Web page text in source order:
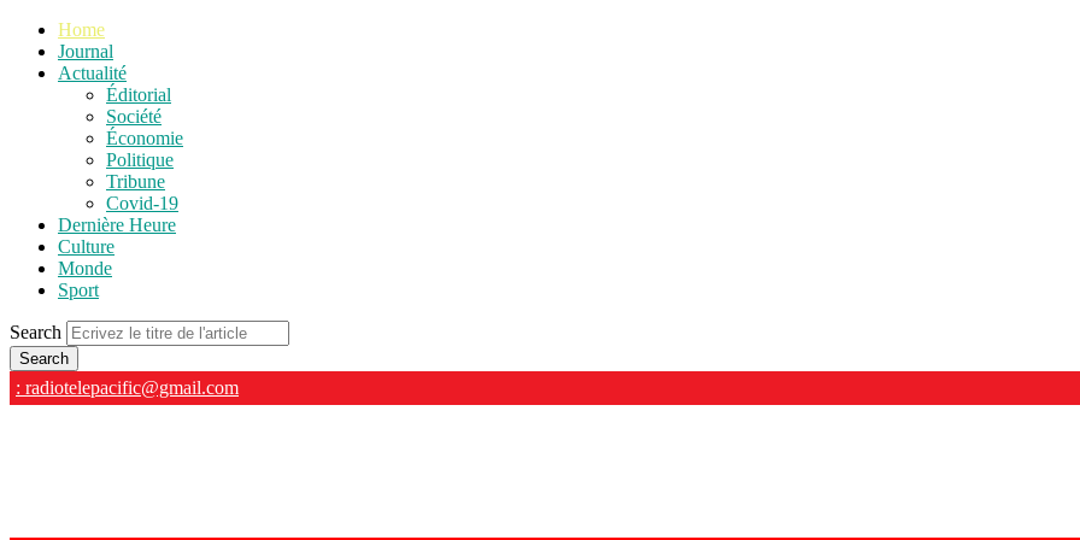
Home
Journal
Actualité
Éditorial
Société
Économie
Politique
Tribune
Covid-19
Dernière Heure
Culture
Monde
Sport
Search
: radiotelepacific@gmail.com